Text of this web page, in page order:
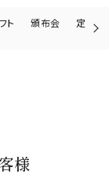
ト 頒布会 定期購
様